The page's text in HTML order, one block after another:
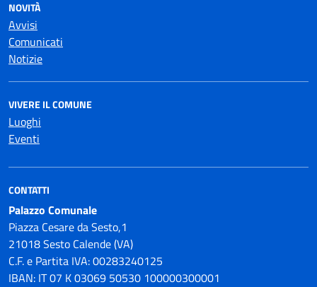
NOVITÀ
Avvisi
Comunicati
Notizie
VIVERE IL COMUNE
Luoghi
Eventi
CONTATTI
Palazzo Comunale
Piazza Cesare da Sesto,1
21018 Sesto Calende (VA)
C.F. e Partita IVA: 00283240125
IBAN: IT 07 K 03069 50530 100000300001